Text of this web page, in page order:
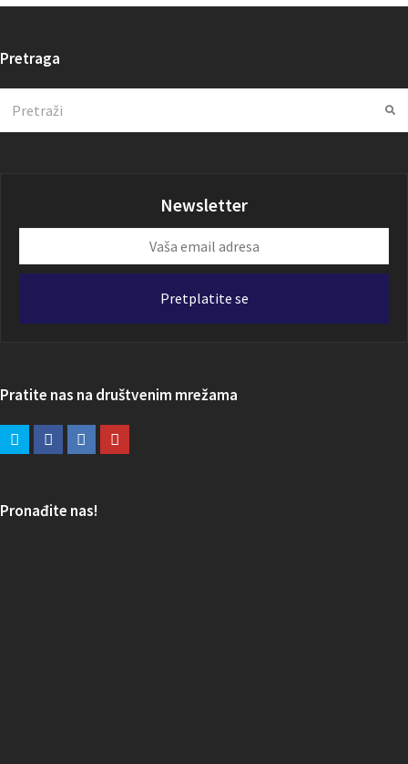
Pretraga
Newsletter
email
Pretplatite se
Pratite nas na društvenim mrežama
Pronađite nas!